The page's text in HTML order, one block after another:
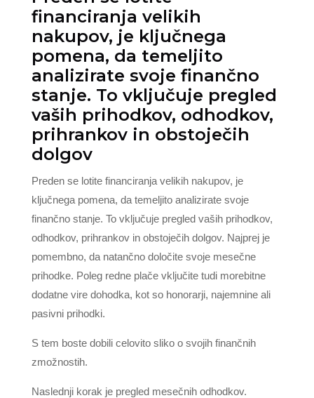
financiranja velikih
nakupov, je ključnega
pomena, da temeljito
analizirate svoje finančno
stanje. To vključuje pregled
vaših prihodkov, odhodkov,
prihrankov in obstoječih
dolgov
Preden se lotite financiranja velikih nakupov, je
ključnega pomena, da temeljito analizirate svoje
finančno stanje. To vključuje pregled vaših prihodkov,
odhodkov, prihrankov in obstoječih dolgov. Najprej je
pomembno, da natančno določite svoje mesečne
prihodke. Poleg redne plače vključite tudi morebitne
dodatne vire dohodka, kot so honorarji, najemnine ali
pasivni prihodki.
S tem boste dobili celovito sliko o svojih finančnih
zmožnostih.
Naslednji korak je pregled mesečnih odhodkov.